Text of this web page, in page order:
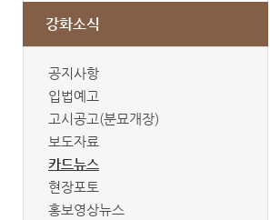
강화소식
공지사항
입법예고
고시공고(분묘개장)
보도자료
카드뉴스
현장포토
홍보영상뉴스